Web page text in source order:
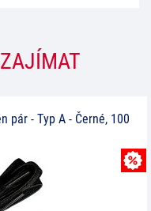
pár - Typ A - Černé, 100